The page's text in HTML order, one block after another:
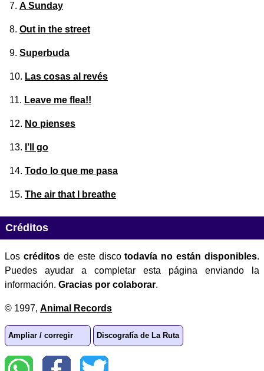
A Sunday
Out in the street
Superbuda
Las cosas al revés
Leave me flea!!
No pienses
I’ll go
Todo lo que me pasa
The air that I breathe
Créditos
Los créditosde este discotodavía no están disponibles.
Puedes ayudar a completar esta página enviando la
información. Gracias por colaborar.
© 1997, Animal Records
Ampliar / corregir Discografía de La Ruta